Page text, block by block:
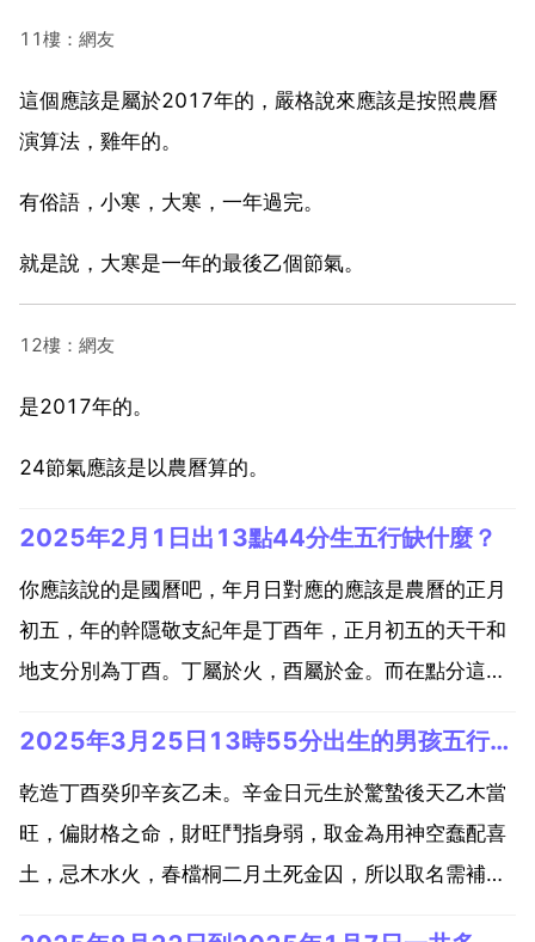
11樓：網友
這個應該是屬於2017年的，嚴格說來應該是按照農曆
演算法，雞年的。
有俗語，小寒，大寒，一年過完。
就是說，大寒是一年的最後乙個節氣。
12樓：網友
是2017年的。
24節氣應該是以農曆算的。
2025年2月1日出13點44分生五行缺什麼？
你應該說的是國曆吧，年月日對應的應該是農曆的正月
初五，年的幹隱敬支紀年是丁酉年，正月初五的天干和
地支分別為丁酉。丁屬於火，酉屬於金。而在點分這個
是午。午屬於火。綜合分析，這個時間出生的人五行缺
少水元素。五行缺水意陸吵味著可能缺乏與水相關的特
質，如靈活...
2025年3月25日13時55分出生的男孩五行缺什麼
乾造丁酉癸卯辛亥乙未。辛金日元生於驚蟄後天乙木當
旺，偏財格之命，財旺鬥指身弱，取金為用神空蠢配喜
土，忌木水火，春檔桐二月土死金囚，所以取名需補土